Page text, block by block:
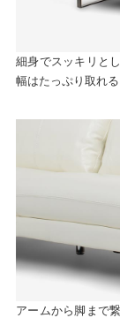
細身でスッキリと
幅はたっぷり取れ
アームから脚まで